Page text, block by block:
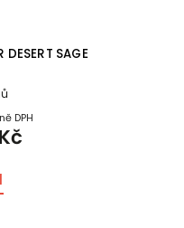
DESERT SAGE
DPH